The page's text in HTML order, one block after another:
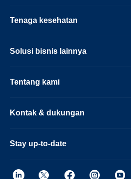
Tenaga kesehatan
Solusi bisnis lainnya
Tentang kami
Kontak & dukungan
Stay up-to-date